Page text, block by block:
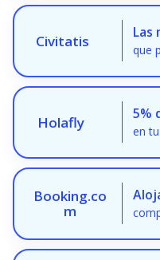
Civitatis Las
que
Holafly 5%
en
Booking.co
m